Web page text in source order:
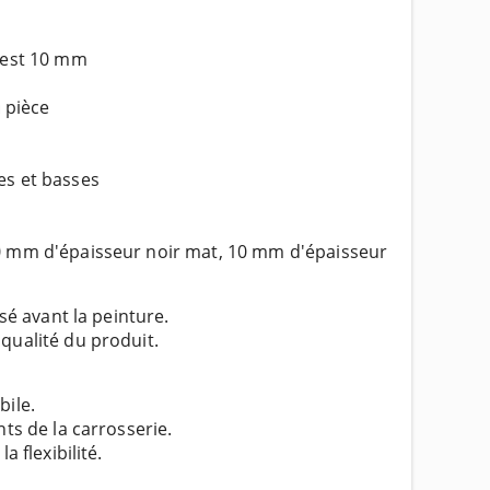
10 mm
et basses
d'épaisseur noir mat, 10 mm d'épaisseur
avant la peinture.
du produit.
de la carrosserie.
flexibilité.